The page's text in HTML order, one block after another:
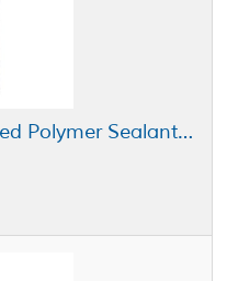
Bostik 70-08A Silyl Modified Polymer Sealant Black 13.5 oz Sausage